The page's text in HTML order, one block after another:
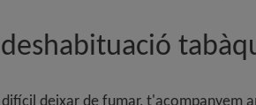
deixar de fumar,